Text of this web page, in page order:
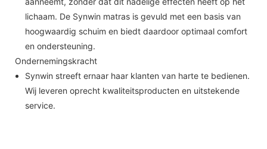
lichaam. De Synwin matras is gevuld met een basis van
hoogwaardig schuim en biedt daardoor optimaal comfort
en ondersteuning.
Ondernemingskracht
Synwin streeft ernaar haar klanten van harte te bedienen.
Wij leveren oprecht kwaliteitsproducten en uitstekende
service.